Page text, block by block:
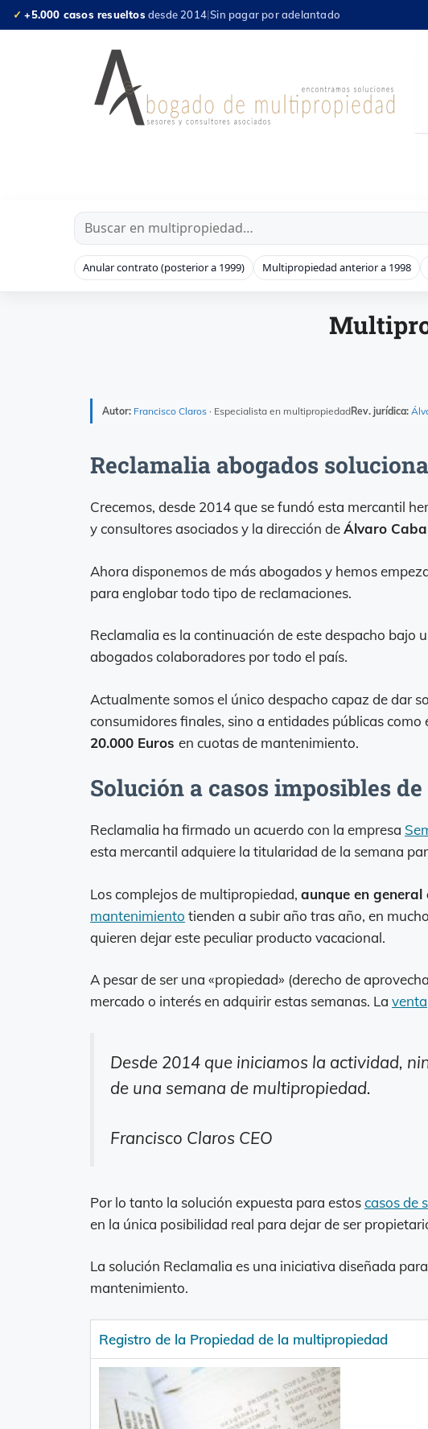
Saltar
al
✓ +5.000 casos resueltos desde 2014|Sin pagar por adelantado
Anular contrato (posterior a 1999) Multipropiedad anterior a 1998
Autor: Francisco Claros · Especialista en multipropiedadRev. jurídica:
Reclamalia abogados
Crecemos, desde 2014 que se fundó esta mercantil
y consultores asociados y la dirección deÁlvaro
Ahora disponemos de más abogados y hemos
para englobar todo tipo de reclamaciones.
Reclamalia es la continuación de este despacho
abogados colaboradores por todo el país.
Actualmente somos el único despacho capaz de dar
consumidores finales, sino a entidades públicas
20.000 Euros en cuotas de mantenimiento.
Solución a casos imposibles
Reclamalia ha firmado un acuerdo con la empresa
esta mercantil adquiere la titularidad de la semana
Los complejos de multipropiedad, aunque en general
mantenimiento tienden a subir año tras año, en
quieren dejar este peculiar producto vacacional.
A pesar de ser una «propiedad» (derecho de
mercado o interés en adquirir estas semanas. La venta
Desde 2014 que iniciamos la actividad,
de una semana de multipropiedad.
Francisco Claros CEO
Por lo tanto la solución expuesta para estoscasos de
en la única posibilidad real para dejar de ser
La solución Reclamalia es una iniciativa diseñada
mantenimiento.
Registro de la Propiedad de la multipropiedad